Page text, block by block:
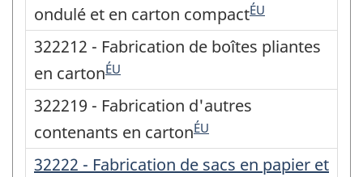
ondulé et en carton compactÉU
322212 - Fabrication de boîtes pliantes
en cartonÉU
322219 - Fabrication d'autres
contenants en cartonÉU
32222 - Fabrication de sacs en papier et